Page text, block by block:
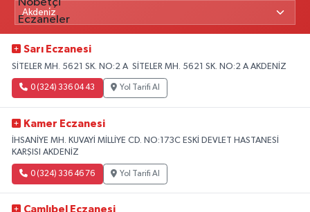
Sarı Eczanesi
SİTELER MH. 5621 SK. NO:2 A SİTELER MH. 5621 SK. NO:2 A AKDENİZ
0 (324) 336 04 43 Yol Tarifi Al
Kamer Eczanesi
İHSANİYE MH. KUVAYİ MİLLİYE CD. NO:173C ESKİ DEVLET HASTANESİ
KARŞISI AKDENİZ
0 (324) 336 46 76 Yol Tarifi Al
Çamlıbel Eczanesi